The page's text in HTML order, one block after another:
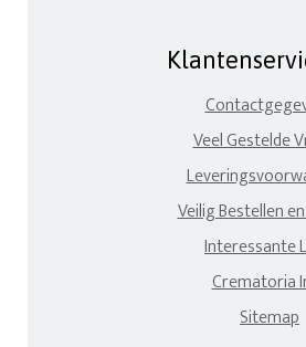
Veel Gestelde
Veilig Bestellen
Interessante
Crematoria
Sitemap